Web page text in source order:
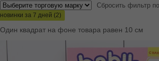
Сбросить фильтр
новинки за 7 дней (2)
Один квадрат на фоне товара равен 10 см